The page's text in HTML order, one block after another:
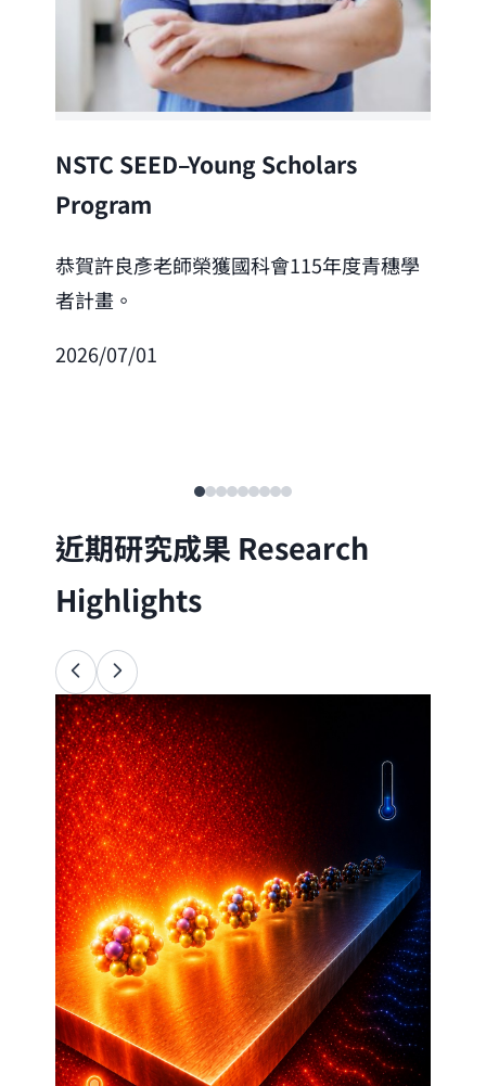
NSTC SEED–Young Scholars
Program
恭賀許良彥老師榮獲國科會115年度青穗學
者計畫。
2026/07/01
近期研究成果 Research
Highlights